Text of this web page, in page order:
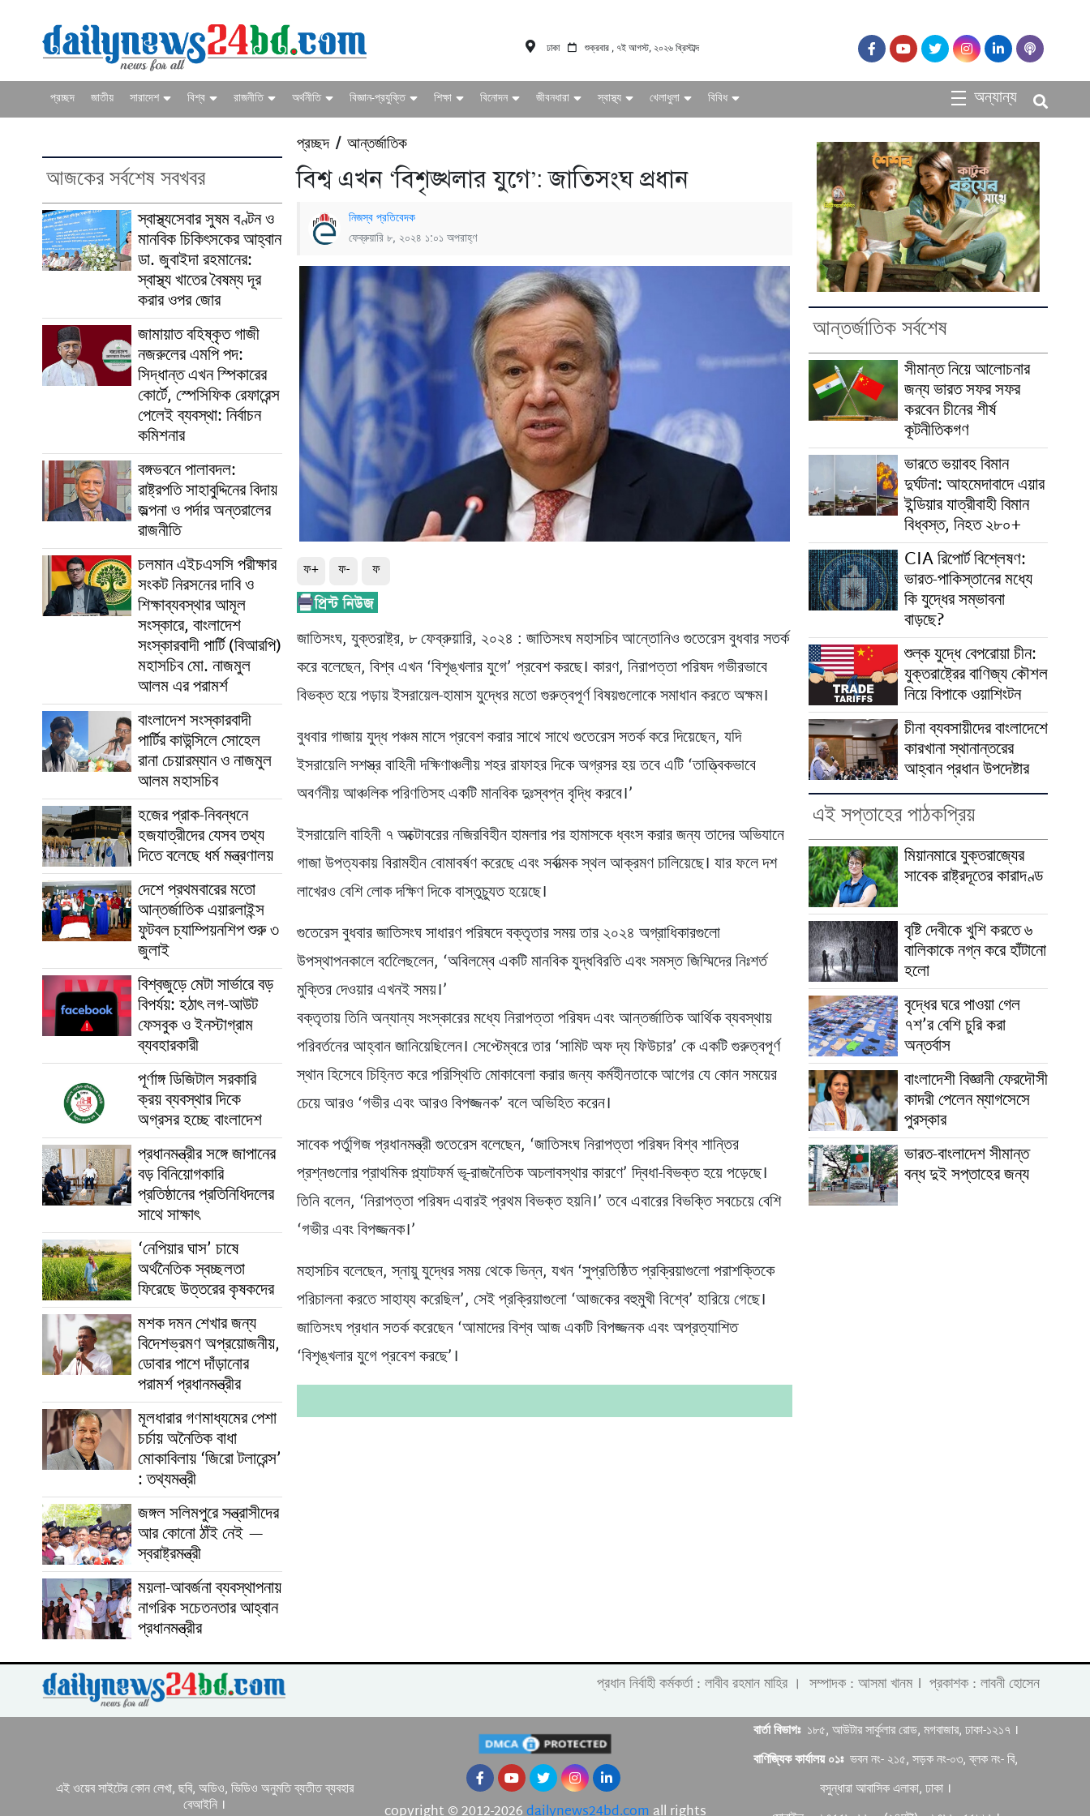
ঢাকা শুক্রবার , ৭ই আগস্ট, ২০২৬ খ্রিস্টাব্দ
প্রচ্ছদ জাতীয় সারাদেশ বিশ্ব রাজনীতি অর্থনীতি বিজ্ঞান-প্রযুক্তি শিক্ষা বিনোদন জীবনধারা স্বাস্থ্য খেলাধুলা বিবিধ অন্যান্য
আজকের সর্বশেষ সবখবর
স্বাস্থ্যসেবার সুষম বণ্টন ও
মানবিক চিকিৎসকের আহ্বান
ডা. জুবাইদা রহমানের:
স্বাস্থ্য খাতের বৈষম্য দূর
করার ওপর জোর
জামায়াত বহিষ্কৃত গাজী
নজরুলের এমপি পদ:
সিদ্ধান্ত এখন স্পিকারের
কোর্টে, স্পেসিফিক রেফারেন্স
পেলেই ব্যবস্থা: নির্বাচন
কমিশনার
বঙ্গভবনে পালাবদল:
রাষ্ট্রপতি সাহাবুদ্দিনের বিদায়
জল্পনা ও পর্দার অন্তরালের
রাজনীতি
চলমান এইচএসসি পরীক্ষার
সংকট নিরসনের দাবি ও
শিক্ষাব্যবস্থার আমূল
সংস্কারে, বাংলাদেশ
সংস্কারবাদী পার্টি (বিআরপি)
মহাসচিব মো. নাজমুল
আলম এর পরামর্শ
বাংলাদেশ সংস্কারবাদী
পার্টির কাউন্সিলে সোহেল
রানা চেয়ারম্যান ও নাজমুল
আলম মহাসচিব
হজের প্রাক-নিবন্ধনে
হজযাত্রীদের যেসব তথ্য
দিতে বলেছে ধর্ম মন্ত্রণালয়
দেশে প্রথমবারের মতো
আন্তর্জাতিক এয়ারলাইন্স
ফুটবল চ্যাম্পিয়নশিপ শুরু ৩
জুলাই
বিশ্বজুড়ে মেটা সার্ভারে বড়
বিপর্যয়: হঠাৎ লগ-আউট
ফেসবুক ও ইনস্টাগ্রাম
ব্যবহারকারী
পূর্ণাঙ্গ ডিজিটাল সরকারি
ক্রয় ব্যবস্থার দিকে
অগ্রসর হচ্ছে বাংলাদেশ
প্রধানমন্ত্রীর সঙ্গে জাপানের
বড় বিনিয়োগকারি
প্রতিষ্ঠানের প্রতিনিধিদলের
সাথে সাক্ষাৎ
‘নেপিয়ার ঘাস’ চাষে
অর্থনৈতিক স্বচ্ছলতা
ফিরেছে উত্তরের কৃষকদের
মশক দমন শেখার জন্য
বিদেশভ্রমণ অপ্রয়োজনীয়,
ডোবার পাশে দাঁড়ানোর
পরামর্শ প্রধানমন্ত্রীর
মূলধারার গণমাধ্যমের পেশা
চর্চায় অনৈতিক বাধা
মোকাবিলায় ‘জিরো টলারেন্স’
: তথ্যমন্ত্রী
জঙ্গল সলিমপুরে সন্ত্রাসীদের
আর কোনো ঠাঁই নেই —
স্বরাষ্ট্রমন্ত্রী
ময়লা-আবর্জনা ব্যবস্থাপনায়
নাগরিক সচেতনতার আহ্বান
প্রধানমন্ত্রীর
প্রচ্ছদ/আন্তর্জাতিক
বিশ্ব এখন ‘বিশৃঙ্খলার যুগে’: জাতিসংঘ প্রধান
নিজস্ব প্রতিবেদক
ফেব্রুয়ারি ৮, ২০২৪ ১:০১ অপরাহ্ণ
ফ+ ফ- ফ
জাতিসংঘ, যুক্তরাষ্ট্র, ৮ ফেব্রুয়ারি, ২০২৪ : জাতিসংঘ মহাসচিব আন্তোনিও গুতেরেস বুধবার সতর্ক
করে বলেছেন, বিশ্ব এখন ‘বিশৃঙ্খলার যুগে’ প্রবেশ করছে। কারণ, নিরাপত্তা পরিষদ গভীরভাবে
বিভক্ত হয়ে পড়ায় ইসরায়েল-হামাস যুদ্ধের মতো গুরুত্বপূর্ণ বিষয়গুলোকে সমাধান করতে অক্ষম।
বুধবার গাজায় যুদ্ধ পঞ্চম মাসে প্রবেশ করার সাথে সাথে গুতেরেস সতর্ক করে দিয়েছেন, যদি
ইসরায়েলি সশস্ত্র বাহিনী দক্ষিণাঞ্চলীয় শহর রাফাহর দিকে অগ্রসর হয় তবে এটি ‘তাত্ত্বিকভাবে
অবর্ণনীয় আঞ্চলিক পরিণতিসহ একটি মানবিক দুঃস্বপ্ন বৃদ্ধি করবে।’
ইসরায়েলি বাহিনী ৭ অক্টোবরের নজিরবিহীন হামলার পর হামাসকে ধ্বংস করার জন্য তাদের অভিযানে
গাজা উপত্যকায় বিরামহীন বোমাবর্ষণ করেছে এবং সর্বাত্মক স্থল আক্রমণ চালিয়েছে। যার ফলে দশ
লাখেরও বেশি লোক দক্ষিণ দিকে বাস্তুচ্যুত হয়েছে।
গুতেরেস বুধবার জাতিসংঘ সাধারণ পরিষদে বক্তৃতার সময় তার ২০২৪ অগ্রাধিকারগুলো
উপস্থাপনকালে বলেিেছলেন, ‘অবিলম্বে একটি মানবিক যুদ্ধবিরতি এবং সমস্ত জিম্মিদের নিঃশর্ত
মুক্তির দেওয়ার এখনই সময়।’
বক্তৃতায় তিনি অন্যান্য সংস্কারের মধ্যে নিরাপত্তা পরিষদ এবং আন্তর্জাতিক আর্থিক ব্যবস্থায়
পরিবর্তনের আহ্বান জানিয়েছিলেন। সেপ্টেম্বরে তার ‘সামিট অফ দ্য ফিউচার’ কে একটি গুরুত্বপূর্ণ
স্থান হিসেবে চিহ্নিত করে পরিস্থিতি মোকাবেলা করার জন্য কর্মহীনতাকে আগের যে কোন সময়ের
চেয়ে আরও ‘গভীর এবং আরও বিপজ্জনক’ বলে অভিহিত করেন।
সাবেক পর্তুগিজ প্রধানমন্ত্রী গুতেরেস বলেছেন, ‘জাতিসংঘ নিরাপত্তা পরিষদ বিশ্ব শান্তির
প্রশ্নগুলোর প্রাথমিক প্ল্যাটফর্ম ভূ-রাজনৈতিক অচলাবস্থার কারণে’ দ্বিধা-বিভক্ত হয়ে পড়েছে।
তিনি বলেন, ‘নিরাপত্তা পরিষদ এবারই প্রথম বিভক্ত হয়নি।’ তবে এবারের বিভক্তি সবচেয়ে বেশি
‘গভীর এবং বিপজ্জনক।’
মহাসচিব বলেছেন, স্নায়ু যুদ্ধের সময় থেকে ভিন্ন, যখন ‘সুপ্রতিষ্ঠিত প্রক্রিয়াগুলো পরাশক্তিকে
পরিচালনা করতে সাহায্য করেছিল’, সেই প্রক্রিয়াগুলো ‘আজকের বহুমুখী বিশ্বে’ হারিয়ে গেছে।
জাতিসংঘ প্রধান সতর্ক করেছেন ‘আমাদের বিশ্ব আজ একটি বিপজ্জনক এবং অপ্রত্যাশিত
‘বিশৃঙ্খলার যুগে প্রবেশ করছে’।
আন্তর্জাতিক সর্বশেষ
সীমান্ত নিয়ে আলোচনার
জন্য ভারত সফর সফর
করবেন চীনের শীর্ষ
কূটনীতিকগণ
ভারতে ভয়াবহ বিমান
দুর্ঘটনা: আহমেদাবাদে এয়ার
ইন্ডিয়ার যাত্রীবাহী বিমান
বিধ্বস্ত, নিহত ২৮০+
CIA রিপোর্ট বিশ্লেষণ:
ভারত-পাকিস্তানের মধ্যে
কি যুদ্ধের সম্ভাবনা
বাড়ছে?
শুল্ক যুদ্ধে বেপরোয়া চীন:
যুক্তরাষ্ট্রের বাণিজ্য কৌশল
নিয়ে বিপাকে ওয়াশিংটন
চীনা ব্যবসায়ীদের বাংলাদেশে
কারখানা স্থানান্তরের
আহ্বান প্রধান উপদেষ্টার
এই সপ্তাহের পাঠকপ্রিয়
মিয়ানমারে যুক্তরাজ্যের
সাবেক রাষ্ট্রদূতের কারাদণ্ড
বৃষ্টি দেবীকে খুশি করতে ৬
বালিকাকে নগ্ন করে হাঁটানো
হলো
বৃদ্ধের ঘরে পাওয়া গেল
৭শ’র বেশি চুরি করা
অন্তর্বাস
বাংলাদেশী বিজ্ঞানী ফেরদৌসী
কাদরী পেলেন ম্যাগসেসে
পুরস্কার
ভারত-বাংলাদেশ সীমান্ত
বন্ধ দুই সপ্তাহের জন্য
প্রধান নির্বাহী কর্মকর্তা : লাবীব রহমান মাহির । সম্পাদক : আসমা খানম । প্রকাশক : লাবনী হোসেন
এই ওয়েব সাইটের কোন লেখা, ছবি, অডিও, ভিডিও অনুমতি ব্যতীত ব্যবহার
বেআইনি ।
বার্তা বিভাগঃ১৮৫, আউটার সার্কুলার রোড, মগবাজার, ঢাকা-১২১৭ ।
বাণিজ্যিক কার্যালয় ০১ঃভবন নং- ২১৫, সড়ক নং-০৩, ব্লক নং- বি,
বসুন্ধারা আবাসিক এলাকা, ঢাকা ।